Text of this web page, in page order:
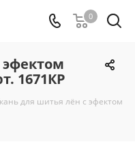
0
1671КР
для шитья лён с эфектом